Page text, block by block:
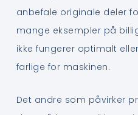
anbefale originale deler
mange eksempler på
ikke fungerer optimalt
farlige for maskinen.
Det andre som påvirker